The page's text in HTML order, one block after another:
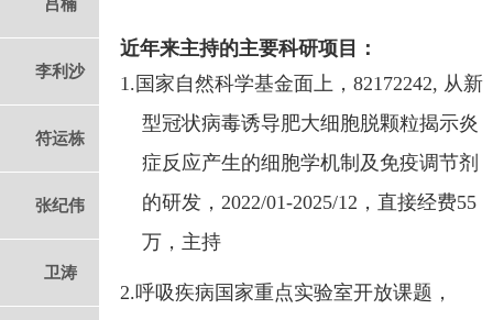
吕楠
李利沙
符运栋
张纪伟
卫涛
近年来主持的主要科研项目：
1. 国家自然科学基金面上， 82172242, 从新
型冠状病毒诱导肥大细胞脱颗粒揭示炎
症反应产生的细胞学机制及免疫调节剂
的研发， 2022/01-2025/12 ，直接经费55
万，主持
2.呼吸疾病国家重点实验室开放课题，